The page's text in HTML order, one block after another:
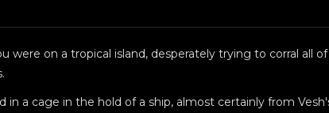
were on a tropical island, desperately trying to corral all
in a cage in the hold of a ship, almost certainly from